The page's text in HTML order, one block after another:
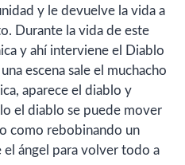
y le devuelve la vida a
Durante la vida de este
y ahí interviene el Diablo
escena sale el muchacho
aparece el diablo y
el diablo se puede mover
como rebobinando un
el ángel para volver todo a